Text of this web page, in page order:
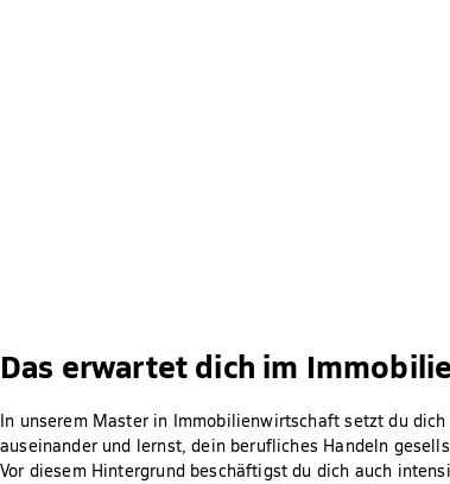
Das erwartet dich im
In unserem Master in Immobilienwirtschaft setzt du
auseinander und lernst, dein berufliches Handeln
Vor diesem Hintergrund beschäftigst du dich auch